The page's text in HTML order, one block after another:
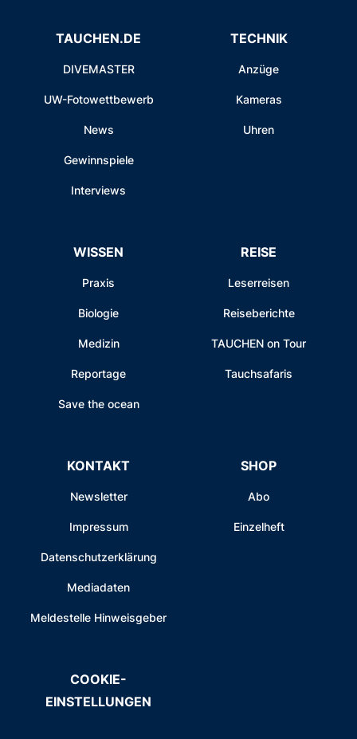
TAUCHEN.DE
DIVEMASTER
UW-Fotowettbewerb
News
Gewinnspiele
Interviews
TECHNIK
Anzüge
Kameras
Uhren
WISSEN
Praxis
Biologie
Medizin
Reportage
Save the ocean
REISE
Leserreisen
Reiseberichte
TAUCHEN on Tour
Tauchsafaris
KONTAKT
Newsletter
Impressum
Datenschutzerklärung
Mediadaten
Meldestelle Hinweisgeber
SHOP
Abo
Einzelheft
COOKIE-
EINSTELLUNGEN